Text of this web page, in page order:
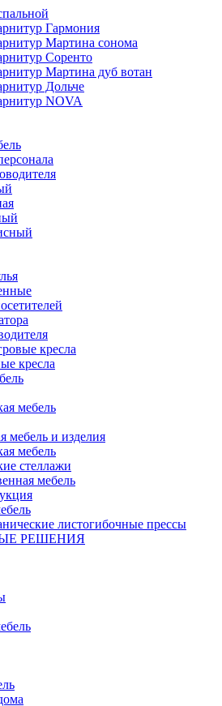
Гармония
Мартина сонома
Соренто
Мартина дуб вотан
Дольче
NOVA
кресла
кресла
мебель
мебель и изделия
мебель
стеллажи
мебель
листогибочные прессы
РЕШЕНИЯ